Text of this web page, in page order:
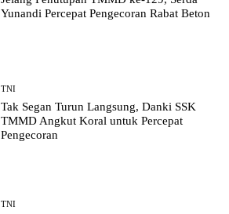
Yunandi Percepat Pengecoran Rabat Beton
TNI
Tak Segan Turun Langsung, Danki SSK
TMMD Angkut Koral untuk Percepat
Pengecoran
TNI